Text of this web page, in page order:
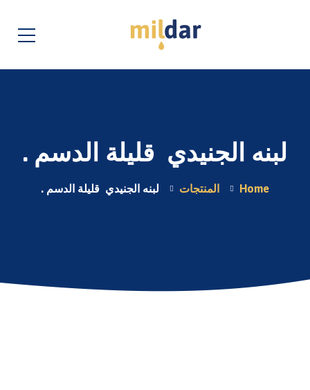
لبنه الجنيدي قليلة الدسم .
Home المنتجات لبنه الجنيدي قليلة الدسم .